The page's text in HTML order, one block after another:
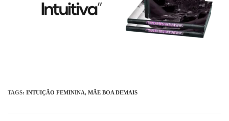
TAGS: INTUIÇÃO FEMININA, MÃE BOA DEMAIS